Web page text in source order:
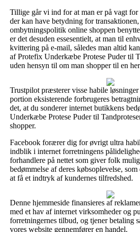
Tillige går vi ind for at man er på vagt
der kan have betydning for
ombytningspolitik online shoppen
er det desuden essesentielt, at man til
kvittering på e-mail, således man altid
af Protefix Underkæbe Protese Puder til
uden hensyn til om man shopper til en
Trustpilot præsterer visse habile
portion eksisterende forbrugeres
det, at du sonderer internet butikkens
Underkæbe Protese Puder til
shopper.
Facebook forærer dig for øvrigt ultra
indblik i internet forretningens
forhandlere på nettet som giver folk
bedømmelse af deres købsoplevelse,
at få et indtryk af kundernes tilfredshed.
Denne hjemmeside finansieres af
med et hav af internet virksomheder og
forretningernes tilbud, og tjener betaling
vores website gennemfører en handel.